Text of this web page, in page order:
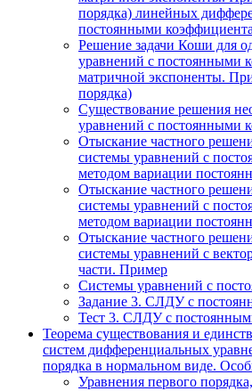
порядка) линейных
постоянными
Решение задачи Коши для
уравнений с постоянными
матричной экспоненты.
порядка)
Существование решения
уравнений с постоянными
Отыскание частного
системы уравнений с
методом вариации
Отыскание частного
системы уравнений с
методом вариации
Отыскание частного
системы уравнений с
части. Пример
Системы уравнений с
Задание 3. СЛДУ с
Тест 3. СЛДУ с
Теорема существования и
систем дифференциальных
порядка в нормальном виде.
Уравнения первого